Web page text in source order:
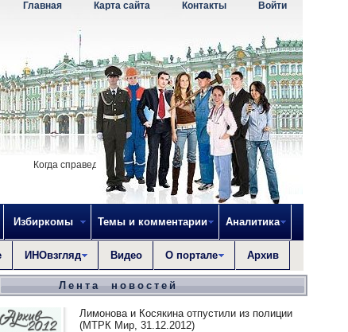
Когда справедливость исчезнет, то не остается ничего, что могло
Войти
Контакты
Карта сайта
Главная
Избиркомы Темы и комментарии Аналитика
ИНОвзгляд Видео О портале Архив
Лента новостей
Лимонова и Косякина отпустили из полиции
(МТРК Мир, 31.12.2012)